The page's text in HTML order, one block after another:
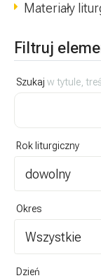
Materiały
Filtruj
Szukaj w tytule,
Rok liturgiczny
dowolny
Okres
Wszystkie
Dzień